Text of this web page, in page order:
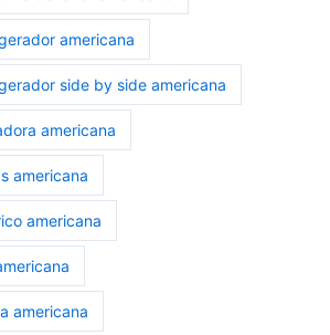
americana
side by side americana
americana
americana
americana
americana